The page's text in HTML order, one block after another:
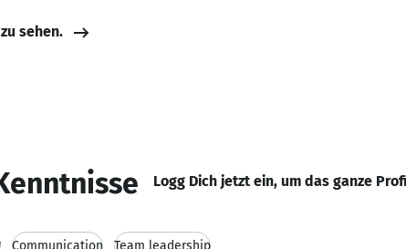
sehen.
Logg Dich jetzt ein, um das ganze
Communication Team leadership